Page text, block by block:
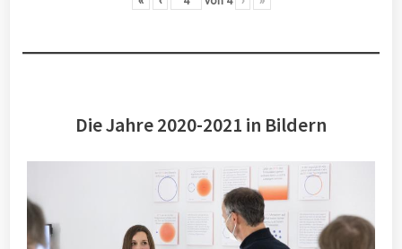
Die Jahre 2020-2021 in Bildern